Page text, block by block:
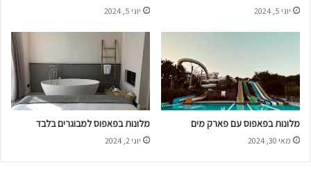
ו
פ
מ
ו
ש
ת
י
ך
ע
ת
יוני 5, 2024 יוני 5, 2024
מלונות בפאפוס עם פארק מים
מאי 30, 2024
מלונות בפאפוס למבוגרים בלבד
יוני 2, 2024